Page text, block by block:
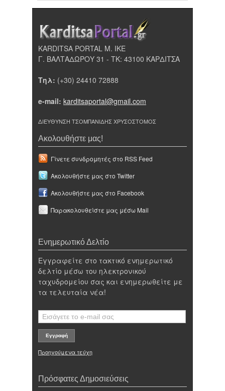
KARDITSA PORTAL Μ. ΙΚΕ
Γ. ΒΑΛΤΑΔΩΡΟΥ 31 - ΤΚ: 43100 ΚΑΡΔΙΤΣΑ
Τηλ: (+30) 24410 72888
e-mail: karditsaportal@gmail.com
ΔΙΕΥΘΥΝΣΗ ΤΣΟΜΠΑΝΙΔΗΣ ΧΡΥΣΟΣΤΟΜΟΣ
Ακολουθήστε μας!
Γίνετε συνδρομητές στο RSS Feed
Ακολουθήστε μας στο Twitter
Ακολουθήστε μας στο Facebook
Παρακολουθείστε μας μέσω Mail
Ενημερωτικό Δελτίο
Εγγραφείτε στο τακτικό ενημερωτικό
δελτίο μέσω του ηλεκτρονικού
ταχυδρομείου σας και ενημερωθείτε με
τα τελευταία νέα!
Προηγούμενα τεύχη
Πρόσφατες Δημοσιεύσεις